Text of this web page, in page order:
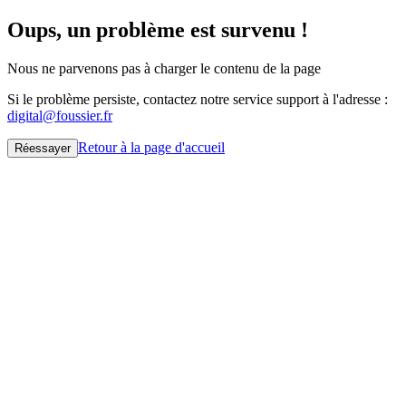
Oups, un problème est survenu !
Nous ne parvenons pas à charger le contenu de la page
Si le problème persiste, contactez notre service support à l'adresse :
digital@foussier.fr
Réessayer Retour à la page d'accueil